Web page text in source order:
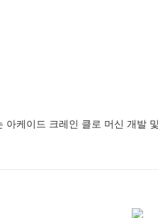
케이드 크레인 클로 머신 개발